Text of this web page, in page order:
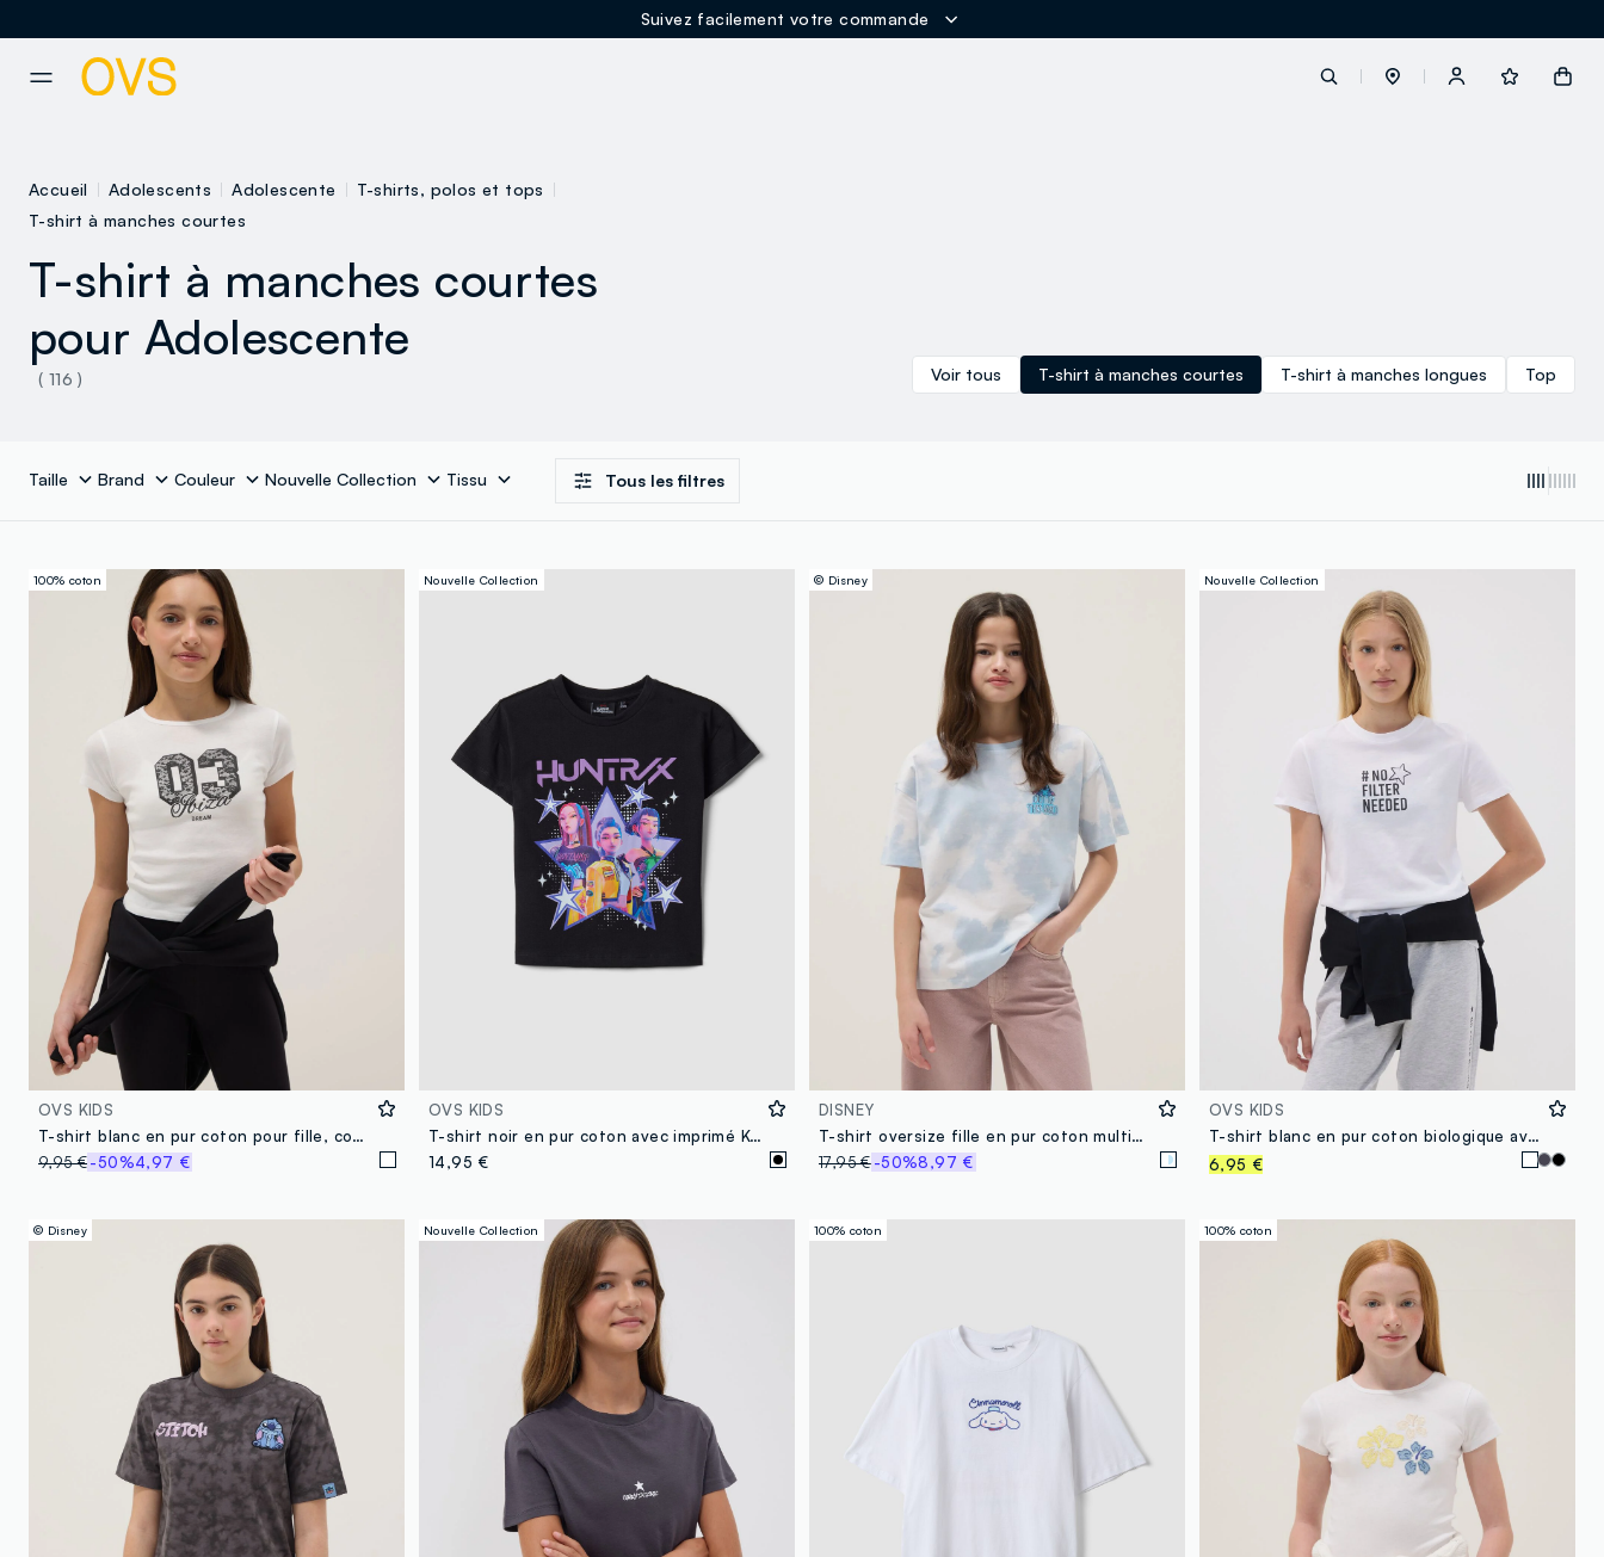
Suivez facilement votre commande
Accueil Adolescents Adolescente
T-shirts, polos et tops
T-shirt à manches courtes
T-shirt à manches courtes
pour Adolescente
( 116 ) Voir tous T-shirt à manches courtes T-shirt à manches longues Top
Taille Brand Couleur Nouvelle Collection Tissu Tous les filtres
100% coton
OVS KIDS
T-shirt blanc en pur coton pour fille, coupe slim avec imprimé
9,95 €-50%4,97 €
Nouvelle Collection
OVS KIDS
T-shirt noir en pur coton avec imprimé K-Pop Demon Hunters pour fille
14,95 €
© Disney
DISNEY
T-shirt oversize fille en pur coton multicolore avec Stitch
17,95 €-50%8,97 €
Nouvelle Collection
OVS KIDS
T-shirt blanc en pur coton biologique avec motif pour fille
6,95 €
© Disney Nouvelle Collection 100% coton 100% coton